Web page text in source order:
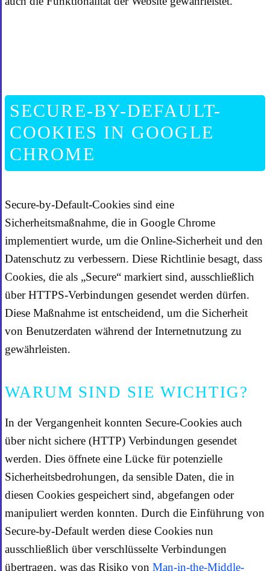
SECURE-BY-DEFAULT-
COOKIES IN GOOGLE
CHROME
Secure-by-Default-Cookies sind eine
Sicherheitsmaßnahme, die in Google Chrome
implementiert wurde, um die Online-Sicherheit und den
Datenschutz zu verbessern. Diese Richtlinie besagt, dass
Cookies, die als „Secure“ markiert sind, ausschließlich
über HTTPS-Verbindungen gesendet werden dürfen.
Diese Maßnahme ist entscheidend, um die Sicherheit
von Benutzerdaten während der Internetnutzung zu
gewährleisten.
WARUM SIND SIE WICHTIG?
In der Vergangenheit konnten Secure-Cookies auch
über nicht sichere (HTTP) Verbindungen gesendet
werden. Dies öffnete eine Lücke für potenzielle
Sicherheitsbedrohungen, da sensible Daten, die in
diesen Cookies gespeichert sind, abgefangen oder
manipuliert werden konnten. Durch die Einführung von
Secure-by-Default werden diese Cookies nun
ausschließlich über verschlüsselte Verbindungen
übertragen, was das Risiko von Man-in-the-Middle-